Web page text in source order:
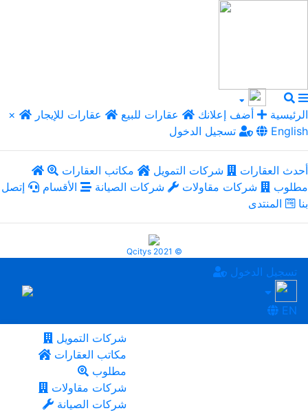
× الرئيسية أضف إعلانك عقارات للبيع
عقارات للإيجار
تسجيل الدخول
English
أحدث العقارات شركات التمويل
مكاتب العقارات
مطلوب
شركات مقاولات شركات الصيانة الأقسام
إتصل
بنا
المنتدى
Qcitys 2021 ©
تسجيل الدخول
EN
شركات التمويل
مكاتب العقارات
مطلوب
شركات مقاولات
شركات الصيانة